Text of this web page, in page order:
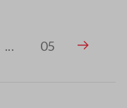
... 05